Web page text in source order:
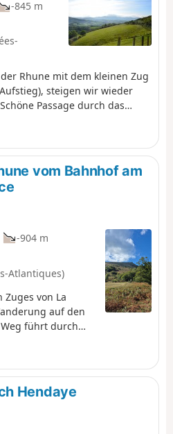
-845 m
Rhune mit dem kleinen Zug
steigen wir wieder
Passage durch das
vom Bahnhof am
-904 m
Atlantiques)
Zuges von La
auf den
führt durch
auf die
und Bergvögel
bietet sich ein
den Ozean auf
auf
Hendaye